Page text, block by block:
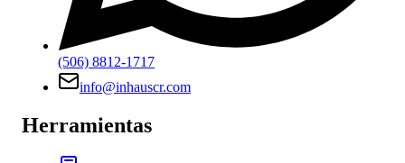
(506) 8812-1717
info@inhauscr.com
Herramientas